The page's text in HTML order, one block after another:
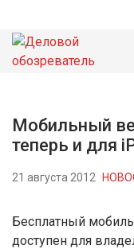
НОВОСТИ
Мобильный
теперь и для
21 августа 2012
Бесплатный
доступен для